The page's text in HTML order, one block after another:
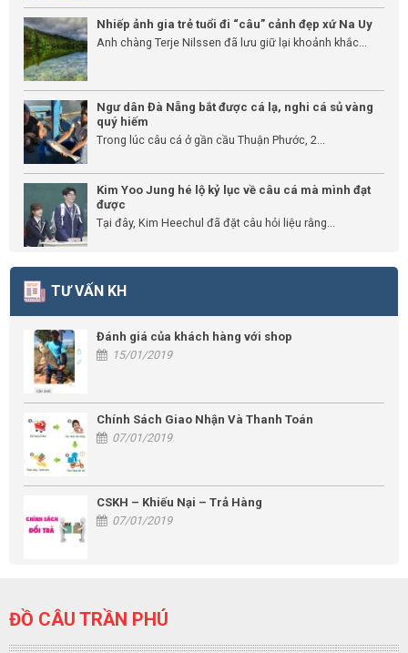
Nhiếp ảnh gia trẻ tuổi đi “câu” cảnh đẹp xứ Na Uy
Anh chàng Terje Nilssen đã lưu giữ lại khoảnh khắc...
Ngư dân Đà Nẵng bắt được cá lạ, nghi cá sủ vàng
quý hiếm
Trong lúc câu cá ở gần cầu Thuận Phước, 2...
Kim Yoo Jung hé lộ kỷ lục về câu cá mà mình đạt
được
Tại đây, Kim Heechul đã đặt câu hỏi liệu rằng...
TƯ VẤN KH
Đánh giá của khách hàng với shop
15/01/2019
Chính Sách Giao Nhận Và Thanh Toán
07/01/2019
CSKH – Khiếu Nại – Trả Hàng
07/01/2019
ĐỒ CÂU TRẦN PHÚ